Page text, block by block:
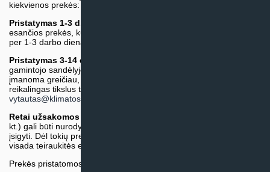
kiekvienos prekės:
Pristatymas 1-3 d.d.
esančios prekės, kurių atsiėmimą arba pristatymą galime suruošti
per 1-3 darbo dienas.)
Pristatymas 3-14 d.d. arba ilgiau*
gamintojo sandėlyje esančios prekės. Prekė bus pristatyta kaip
įmanoma greičiau, tačiau tiekimo terminas gali skirtis. Jei
reikalingas tikslus terminas, iš anksto teiraukitės el. paštu:
vytautas@klimatosprendimai.lt
Retai užsakomos specifinės prekė
kt.) gali būti nurodytos su preliminaria kaina, be galimybės jų
įsigyti. Dėl tokių prekių įsigijimo, tikslios kainos ir tiekimo termino
visada teiraukitės el. paštu:
Prekės pristatomos naudojantis kurjerių tarnybų paslaugomis.